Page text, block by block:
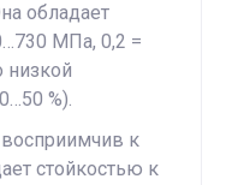
обладает
МПа, 0,2 =
низкой
%).
восприимчив к
стойкостью к